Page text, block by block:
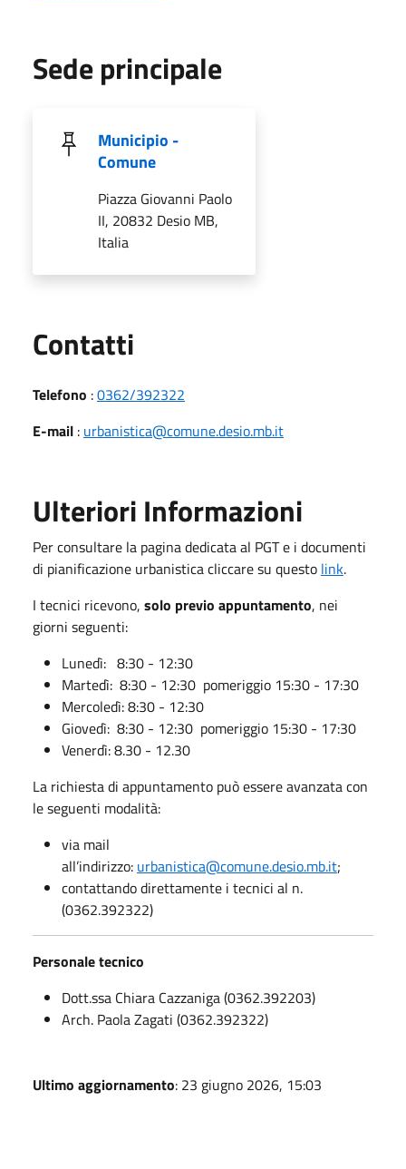
Sede principale
Municipio -
Comune
Piazza Giovanni Paolo
II, 20832 Desio MB,
Italia
Contatti
Telefono :0362/392322
E-mail : urbanistica@comune.desio.mb.it
Ulteriori Informazioni
Per consultare la pagina dedicata al PGT e i documenti
di pianificazione urbanistica cliccare su questo link.
I tecnici ricevono, solo previo appuntamento, nei
giorni seguenti:
Lunedì: 8:30 - 12:30
Martedì: 8:30 - 12:30 pomeriggio 15:30 - 17:30
Mercoledì: 8:30 - 12:30
Giovedì: 8:30 - 12:30 pomeriggio 15:30 - 17:30
Venerdì: 8.30 - 12.30
La richiesta di appuntamento può essere avanzata con
le seguenti modalità:
via mail
all’indirizzo: urbanistica@comune.desio.mb.it;
contattando direttamente i tecnici al n.
(0362.392322)
Personale tecnico
Dott.ssa Chiara Cazzaniga (0362.392203)
Arch. Paola Zagati (0362.392322)
Ultimo aggiornamento: 23 giugno 2026, 15:03